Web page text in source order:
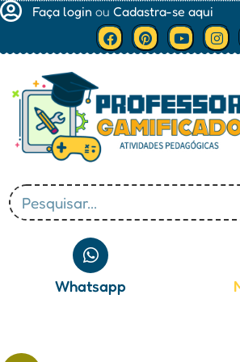
Faça login ou Cadastra-se aqui
Whatsapp